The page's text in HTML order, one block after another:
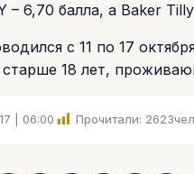
6,70 балла, а Baker Tilly
с 11 по 17
18 лет,
| 06:00 Прочитали: 2623